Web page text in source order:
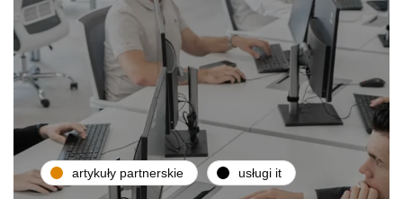
artykuły partnerskie usługi it